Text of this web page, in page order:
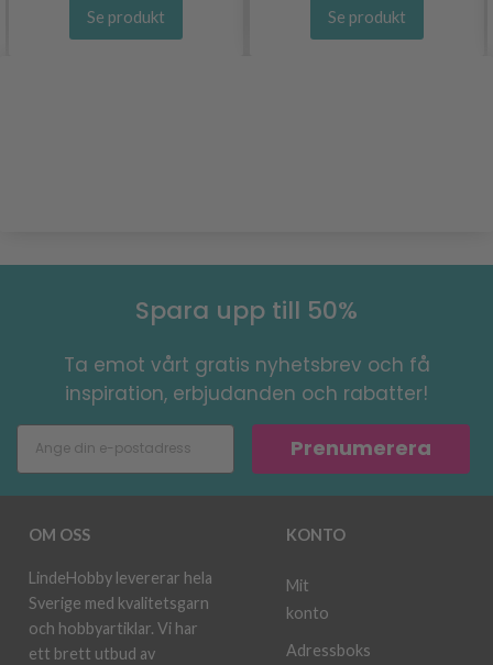
Se produkt Se produkt
Spara upp till 50%
Ta emot vårt gratis nyhetsbrev och få
inspiration, erbjudanden och rabatter!
Prenumerera
OM OSS
LindeHobby levererar hela
Sverige med kvalitetsgarn
och hobbyartiklar. Vi har
ett brett utbud av
KONTO
Mit
konto
Adressboks